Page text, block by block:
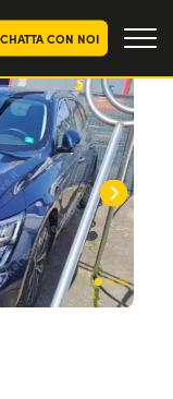
CHATTA CON NOI